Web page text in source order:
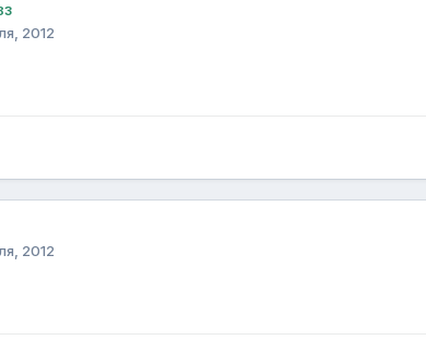
2012
2012